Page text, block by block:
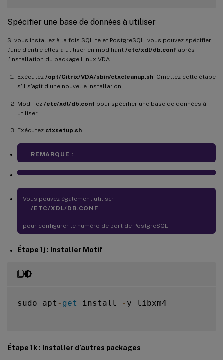
Spécifier une base de données à utiliser
Si vous installez à la fois SQLite et PostgreSQL, vous pouvez spécifier
l’une d’entre elles à utiliser en modifiant /etc/xdl/db.conf après
l’installation du package Linux VDA.
Exécutez /opt/Citrix/VDA/sbin/ctxcleanup.sh . Omettez cette étape
s’il s’agit d’une nouvelle installation.
Modifiez /etc/xdl/db.conf pour spécifier une base de données à
utiliser.
Exécutez ctxsetup.sh
REMARQUE :
Vous pouvez également utiliser
/ETC/XDL/DB.CONF
pour configurer le numéro de port de PostgreSQL.
Étape 1j : Installer Motif
sudo apt - get install - y libxm4
Étape 1k : Installer d’autres packages